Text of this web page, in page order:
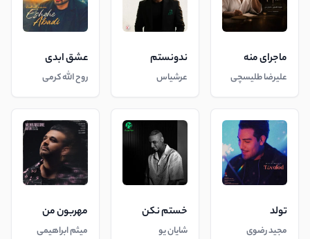
ماجرای منه
علیرضا طلیسچی
ندونستم
عرشیاس
عشق ابدی
روح الله کرمی
تولد
مجید رضوی
خستم نکن
شایان یو
مهربون من
میثم ابراهیمی